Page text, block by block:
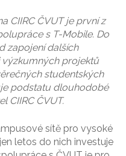
CIIRC ČVUT je první z
s T-Mobile. Do
zapojení dalších
projektů
studentských
podstatu dlouhodobé
CIIRC ČVUT.
sítě pro vysoké
letos do nich investuje